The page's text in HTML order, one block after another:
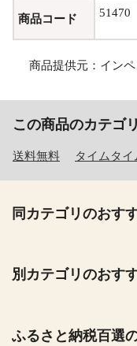
商品コード 51470
商品提供元：イン
この商品のカテゴリ
送料無料 タイムタ
同カテゴリのおす
別カテゴリのおす
ふるさと納税百選